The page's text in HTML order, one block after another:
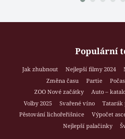
Populární
Jak zhubnout Nejlepší filmy 2024
Změna času
Partie
ZOO Nové začátky
Auto –
Volby 2025
Svařené víno Tatarák
Pěstování lichořeřišnice
Výpočet
Nejlepší palačinky